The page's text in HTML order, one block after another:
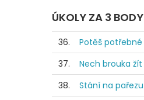
ÚKOLY ZA 3 BODY
36.
Potěš potřebné
37.
Nech brouka žít
38.
Stání na pařezu